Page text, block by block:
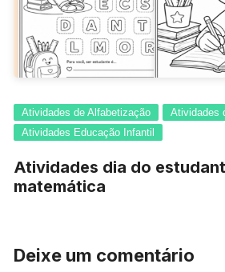
Atividades de Alfabetização
Atividades
Atividades Educação Infantil
Atividades dia do
matemática
Deixe um comentário